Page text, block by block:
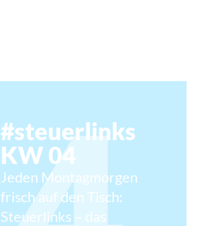
#steuerlinks
KW 04
Jeden Montagmorgen
frisch auf den Tisch:
Steuerlinks – das